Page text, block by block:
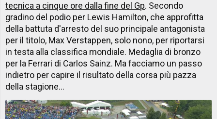
tecnica a cinque ore dalla fine del Gp. Secondo
gradino del podio per Lewis Hamilton, che approfitta
della battuta d'arresto del suo principale antagonista
per il titolo, Max Verstappen, solo nono, per riportarsi
in testa alla classifica mondiale. Medaglia di bronzo
per la Ferrari di Carlos Sainz. Ma facciamo un passo
indietro per capire il risultato della corsa più pazza
della stagione...